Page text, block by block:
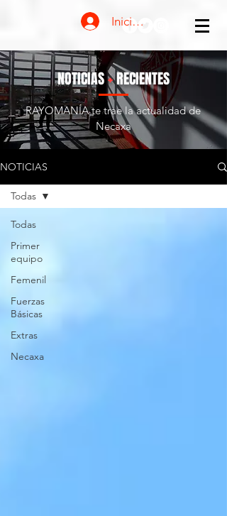
Iniciar sesión
NOTICIAS+RECIENTES
RAYOMANÍA te trae la actualidad de
Necaxa
NOTICIAS
Todas
Primer
equipo
Femenil
Fuerzas
Básicas
Extras
Necaxa
Todas